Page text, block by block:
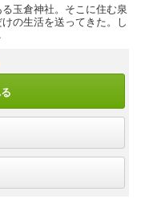
玉倉神社。そこに住む泉
の生活を送ってきた。し